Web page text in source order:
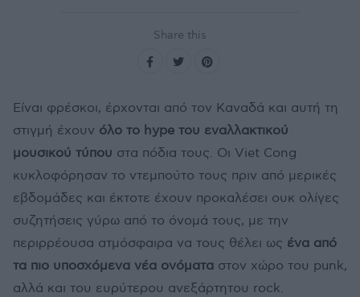
Share this
Είναι φρέσκοι, έρχονται από τον Καναδά και αυτή τη
στιγμή έχουν όλο το hype του εναλλακτικού
μουσικού τύπου στα πόδια τους. Οι Viet Cong
κυκλοφόρησαν το ντεμπούτο τους πριν από μερικές
εβδομάδες και έκτοτε έχουν προκαλέσει ουκ ολίγες
συζητήσεις γύρω από το όνομά τους, με την
περιρρέουσα ατμόσφαιρα να τους θέλει ως ένα από
τα πιο υποσχόμενα νέα ονόματα στον χώρο του punk,
αλλά και του ευρύτερου ανεξάρτητου rock.